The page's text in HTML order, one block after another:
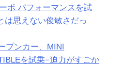
ボ パフォーマンスを試
は思えない俊敏さだっ
プンカー、MINI
を試乗−迫力がすごか